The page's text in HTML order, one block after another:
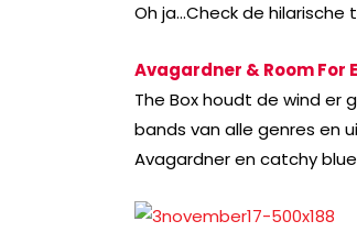
Oh ja…Check de hilarische
Avagardner & Room For
The Box houdt de wind er
bands van alle genres en
Avagardner en catchy